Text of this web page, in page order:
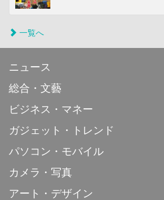
一覧へ
ニュース
総合・文藝
ビジネス・マネー
ガジェット・トレンド
パソコン・モバイル
カメラ・写真
アート・デザイン